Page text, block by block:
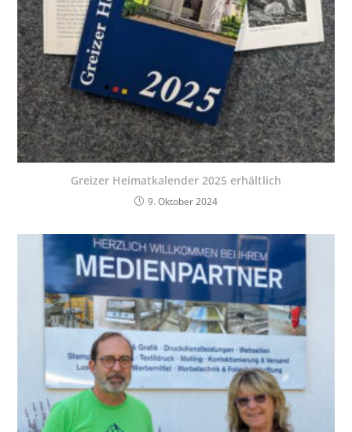
Greizer Heimatkalender 2025 erhältlich
9. Oktober 2024